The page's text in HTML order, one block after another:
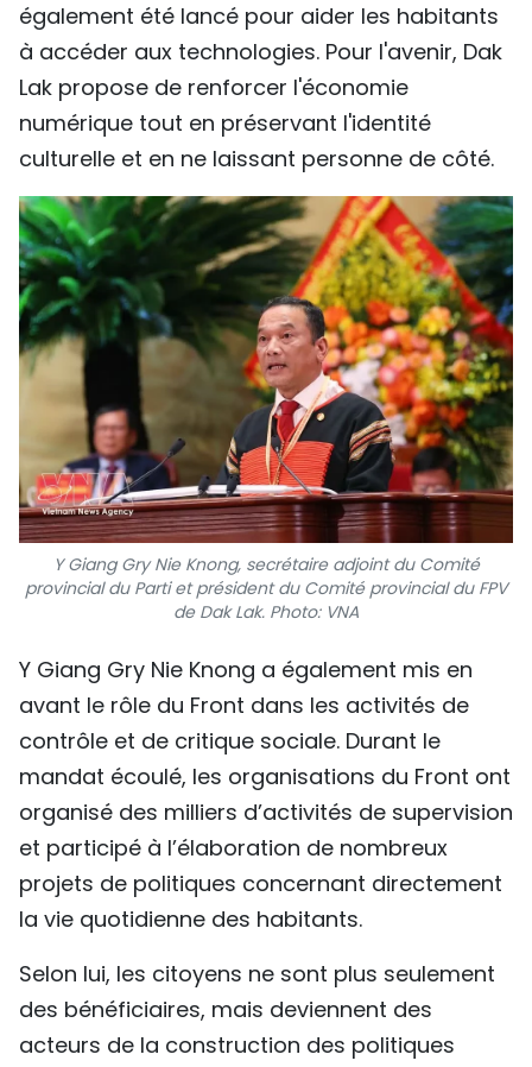
également été lancé pour aider les habitants
à accéder aux technologies. Pour l'avenir, Dak
Lak propose de renforcer l'économie
numérique tout en préservant l'identité
culturelle et en ne laissant personne de côté.
Y Giang Gry Nie Knong, secrétaire adjoint du Comité
provincial du Parti et président du Comité provincial du FPV
de Dak Lak. Photo: VNA
Y Giang Gry Nie Knong a également mis en
avant le rôle du Front dans les activités de
contrôle et de critique sociale. Durant le
mandat écoulé, les organisations du Front ont
organisé des milliers d’activités de supervision
et participé à l’élaboration de nombreux
projets de politiques concernant directement
la vie quotidienne des habitants.
Selon lui, les citoyens ne sont plus seulement
des bénéficiaires, mais deviennent des
acteurs de la construction des politiques